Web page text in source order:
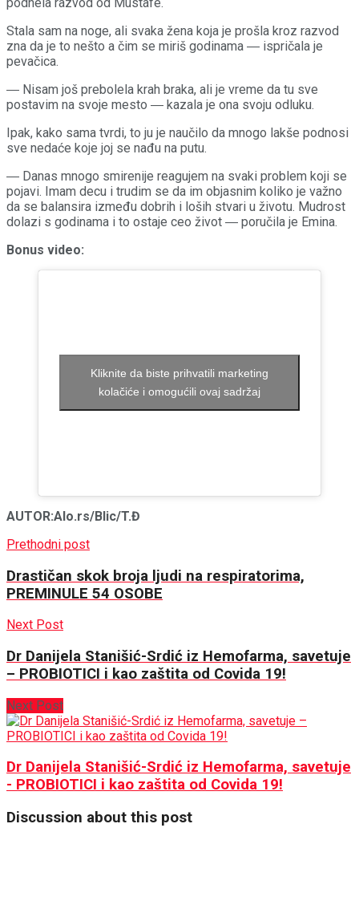
Stala sam na noge, ali svaka žena koja je prošla kroz razvod
zna da je to nešto a čim se miriš godinama ― ispričala je
pevačica.
― Nisam još prebolela krah braka, ali je vreme da tu sve
postavim na svoje mesto ― kazala je ona svoju odluku.
Ipak, kako sama tvrdi, to ju je naučilo da mnogo lakše podnosi
sve nedaće koje joj se nađu na putu.
― Danas mnogo smirenije reagujem na svaki problem koji se
pojavi. Imam decu i trudim se da im objasnim koliko je važno
da se balansira između dobrih i loših stvari u životu. Mudrost
dolazi s godinama i to ostaje ceo život ― poručila je Emina.
Bonus video:
Kliknite da biste prihvatili marketing
kolačiće i omogućili ovaj sadržaj
AUTOR:Alo.rs/Blic/T.Đ
Prethodni post
Drastičan skok broja ljudi na respiratorima,
PREMINULE 54 OSOBE
Next Post
Dr Danijela Stanišić-Srdić iz Hemofarma, savetuje
– PROBIOTICI i kao zaštita od Covida 19!
Next Post
Dr Danijela Stanišić-Srdić iz Hemofarma, savetuje
- PROBIOTICI i kao zaštita od Covida 19!
Discussion about this post